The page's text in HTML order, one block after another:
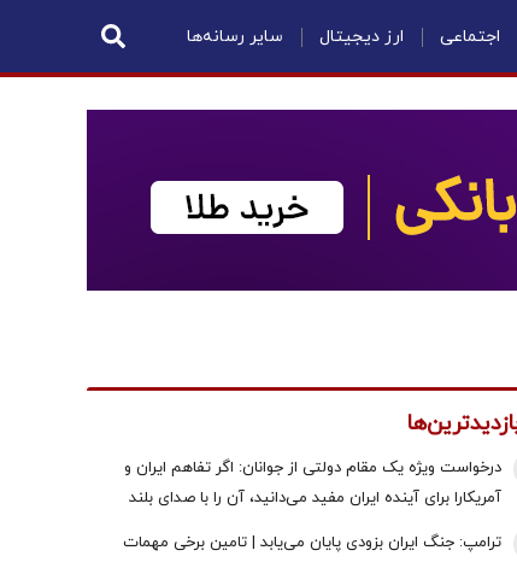
اجتماعی ارز دیجیتال سایر رسانه‌ها
درخواست ویژه یک مقام دولتی از جوانان: اگر تفاهم ایران و
آمریکارا برای آینده ایران مفید می‌دانید، آن را با صدای بلند
مطالبه کنید | کنشکر و ‌ذی‌نفع باشید، منفعل نمانید
ترامپ: جنگ ایران بزودی پایان می‌یابد | تامین برخی مهمات